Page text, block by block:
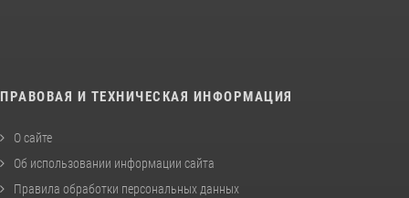
ПРАВОВАЯ И ТЕХНИЧЕСКАЯ ИНФОРМАЦИЯ
О сайте
Об использовании информации сайта
Правила обработки персональных данных